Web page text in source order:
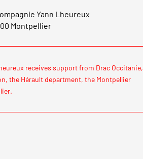
Yann Lheureux
Montpellier
receives support from Drac Occitanie,
the Hérault department, the Montpellier